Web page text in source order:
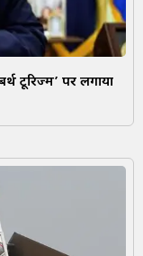
टूरिज्म’ पर लगाया